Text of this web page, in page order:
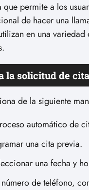
permite a los
de hacer una
en una variedad
la solicitud de
de la siguiente
automático de
una cita previa.
una fecha y
de teléfono,